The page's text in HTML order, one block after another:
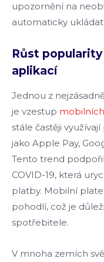
upozornění na
automaticky
Růst
aplikací
Jednou z
je vzestup
stále častěji
jako Apple Pay,
Tento trend
COVID-19, která
platby. Mobilní
pohodlí, což je
spotřebitele.
V mnoha zemích